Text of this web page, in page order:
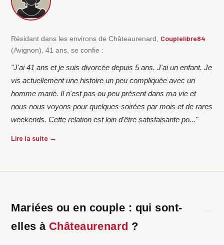
Résidant dans les environs de Châteaurenard, Couplelibre84
(Avignon), 41 ans, se confie :
"J'ai 41 ans et je suis divorcée depuis 5 ans. J'ai un enfant. Je
vis actuellement une histoire un peu compliquée avec un
homme marié. Il n'est pas ou peu présent dans ma vie et
nous nous voyons pour quelques soirées par mois et de rares
weekends. Cette relation est loin d'être satisfaisante po..."
Lire la suite →
Mariées ou en couple : qui sont-
elles à Châteaurenard ?